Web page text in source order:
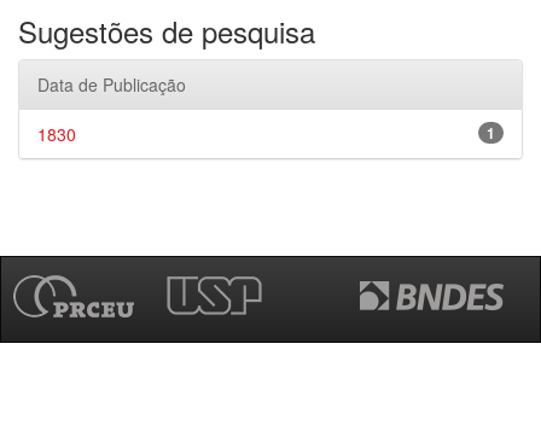
Sugestões de pesquisa
Data de Publicação
1
1830